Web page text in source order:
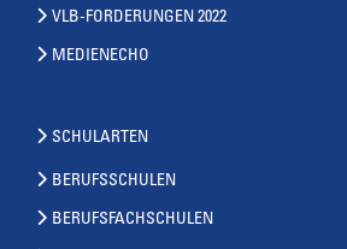
VLB-FORDERUNGEN 2022
MEDIENECHO
SCHULARTEN
BERUFSSCHULEN
BERUFSFACHSCHULEN